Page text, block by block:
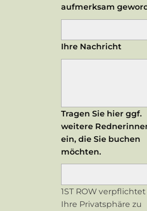
aufmerksam
Ihre Nachricht
Tragen Sie hier ggf.
weitere
ein, die Sie buchen
möchten.
1ST ROW verpflichtet
Ihre Privatsphäre zu